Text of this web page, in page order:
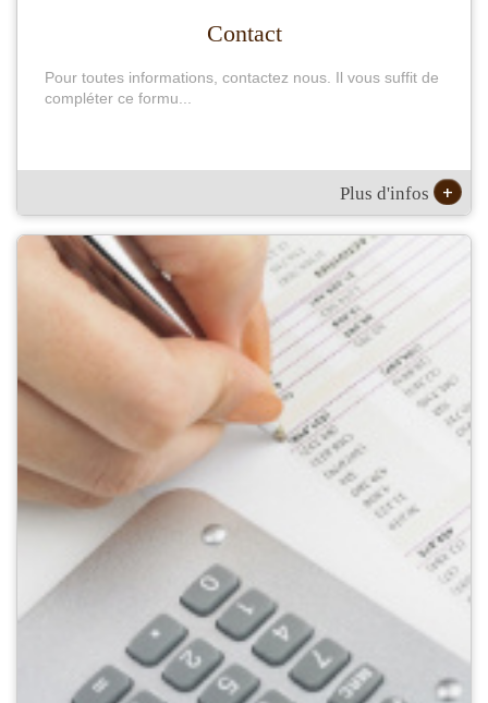
Contact
Pour toutes informations, contactez nous. Il vous suffit de
compléter ce formu...
Plus d'infos +